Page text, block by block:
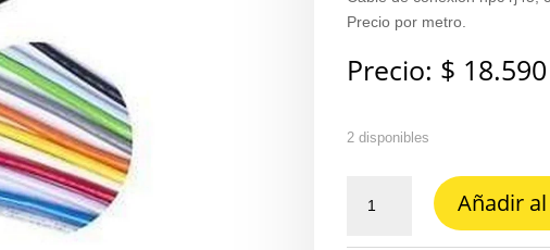
Precio por metro.
Precio: $ 18.590
2 disponibles
cord
Añadir